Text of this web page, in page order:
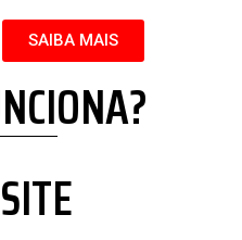
SAIBA MAIS